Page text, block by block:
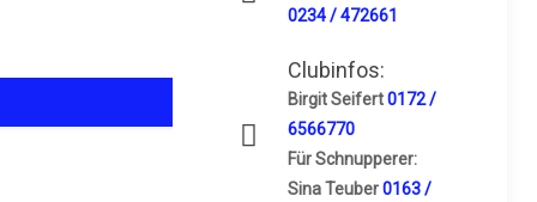
0234 / 472661
Clubinfos:
Birgit Seifert0172 /
6566770
Für Schnupperer:
Sina Teuber0163 /